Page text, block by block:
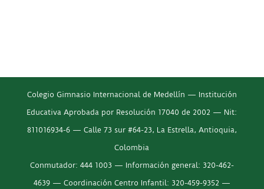
Colegio Gimnasio Internacional de Medellín — Institución
Educativa Aprobada por Resolución 17040 de 2002 — Nit:
811016934-6 — Calle 73 sur #64-23, La Estrella, Antioquia,
Colombia
Conmutador: 444 1003 — Información general: 320-462-
4639 — Coordinación Centro Infantil: 320-459-9352 —